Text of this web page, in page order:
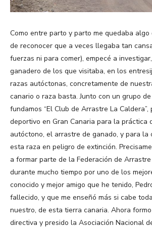
Como entre parto y parto me quedaba
de reconocer que a veces llegaba tan
fuerzas ni para comer), empecé a
ganadero de los que visitaba, en los
razas autóctonas, concretamente de
canario o raza basta. Junto con un grupo
fundamos “El Club de Arrastre La
deportivo en Gran Canaria para la práctica
autóctono, el arrastre de ganado, y para la
esta raza en peligro de extinción.
a formar parte de la Federación de
durante mucho tiempo por uno de los
conocido y mejor amigo que he tenido,
fallecido, y que me enseñó más si cabe
nuestro, de esta tierra canaria. Ahora
directiva y presido la Asociación Nacional